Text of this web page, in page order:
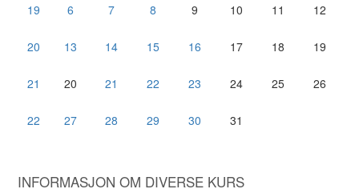
19 6 7 8 9 10 11 12
20 13 14 15 16 17 18 19
21 20 21 22 23 24 25 26
22 27 28 29 30 31
INFORMASJON OM DIVERSE KURS